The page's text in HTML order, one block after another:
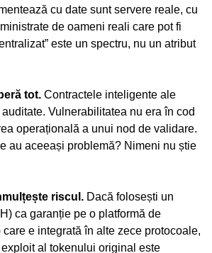
cu date sunt servere reale, cu
de oameni reali care pot fi
este un spectru, nu un atribut
tot. Contractele inteligente ale
Vulnerabilitatea nu era în cod
operațională a unui nod de validare.
au aceeași problemă? Nimeni nu știe
riscul. Dacă folosești un
ca garanție pe o platformă de
e integrată în alte zece protocoale,
al tokenului original este